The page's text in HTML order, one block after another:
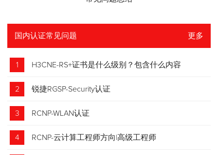
国内认证常见问题 更多
1 H3CNE-RS+证书是什么级别？包含什么内容
2 锐捷RGSP-Security认证
3 RCNP-WLAN认证
4 RCNP-云计算工程师方向|高级工程师